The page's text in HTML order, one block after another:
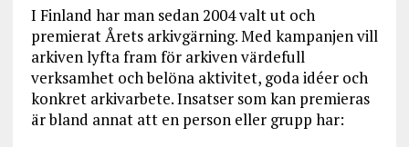
I Finland har man sedan 2004 valt ut och
premierat Årets arkivgärning. Med kampanjen vill
arkiven lyfta fram för arkiven värdefull
verksamhet och belöna aktivitet, goda idéer och
konkret arkivarbete. Insatser som kan premieras
är bland annat att en person eller grupp har: